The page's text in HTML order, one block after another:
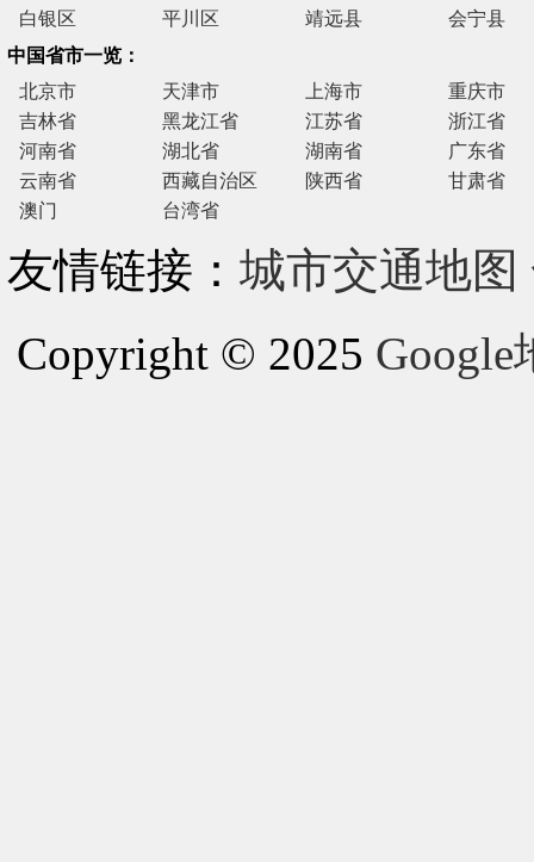
白银区 平川区 靖远县
会宁县
中国省市一览：
北京市
天津市 上海市
重庆市
吉林省
黑龙江省 江苏省
浙江省
河南省
湖北省 湖南省
广东省
云南省
西藏自治区 陕西省
甘肃省
澳门
台湾省
友情链接： 城市交通地图
Copyright © 2025 Google